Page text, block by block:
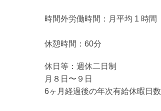
時間外労働時間：月平均 1 時間
休憩時間：60分
休日等：週休二日制
月８日〜９日
6ヶ月経過後の年次有給休暇日数